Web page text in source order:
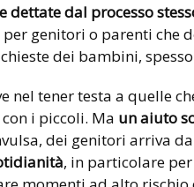
dettate dal processo
genitori o parenti che
dei bambini,
nel tener testa a quelle
i piccoli. Ma un aiuto
dei genitori arriva da
, in particolare